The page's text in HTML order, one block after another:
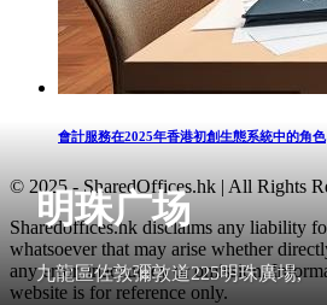
明珠广场
九龍區佐敦彌敦道225明珠廣場,
會計服務在2025年香港初創生態系統中的角色
© 2025 - SharedOffices.hk | All Rights
Sharedoffices.hk disclaims any liability
whatsoever that may arise whether
any error, inaccuracy or omission.
website is for reference only.